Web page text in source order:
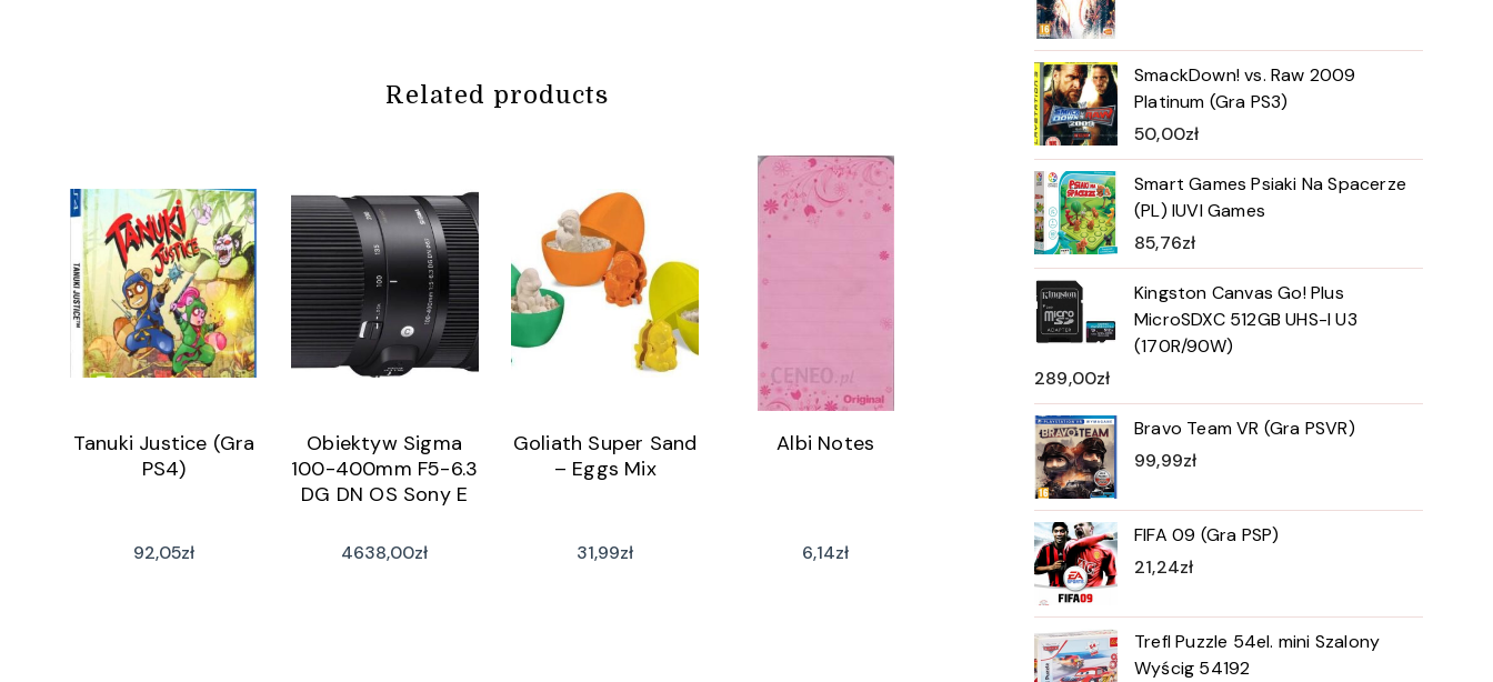
Related products
Tanuki Justice (Gra
PS4)
92,05zł
Obiektyw Sigma
100-400mm F5-6.3
DG DN OS Sony E
4638,00zł
Goliath Super Sand
– Eggs Mix
31,99zł
Albi Notes
6,14zł
SmackDown! vs. Raw 2009
Platinum (Gra PS3)
50,00zł
Smart Games Psiaki Na Spacerze
(PL) IUVI Games
85,76zł
Kingston Canvas Go! Plus
MicroSDXC 512GB UHS-I U3
(170R/90W)
289,00zł
Bravo Team VR (Gra PSVR)
99,99zł
FIFA 09 (Gra PSP)
21,24zł
Trefl Puzzle 54el. mini Szalony
Wyścig 54192